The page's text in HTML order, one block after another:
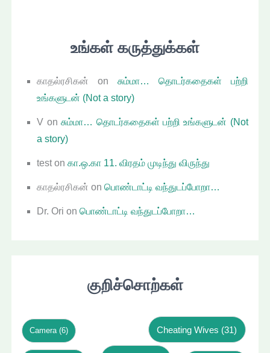
உங்கள் கருத்துக்கள்
காதல்ரசிகன் on சும்மா… தொடர்கதைகள் பற்றி
உங்களுடன் (Not a story)
V onசும்மா… தொடர்கதைகள் பற்றி உங்களுடன் (Not
a story)
testonகா.ஒ.கா 11. விரதம் முடிந்து விருந்து
காதல்ரசிகன் onபொண்டாட்டி வந்துடப்போறா…
Dr. Ori onபொண்டாட்டி வந்துடப்போறா…
குறிச்சொற்கள்
Camera (6) Cheating Wives (31)